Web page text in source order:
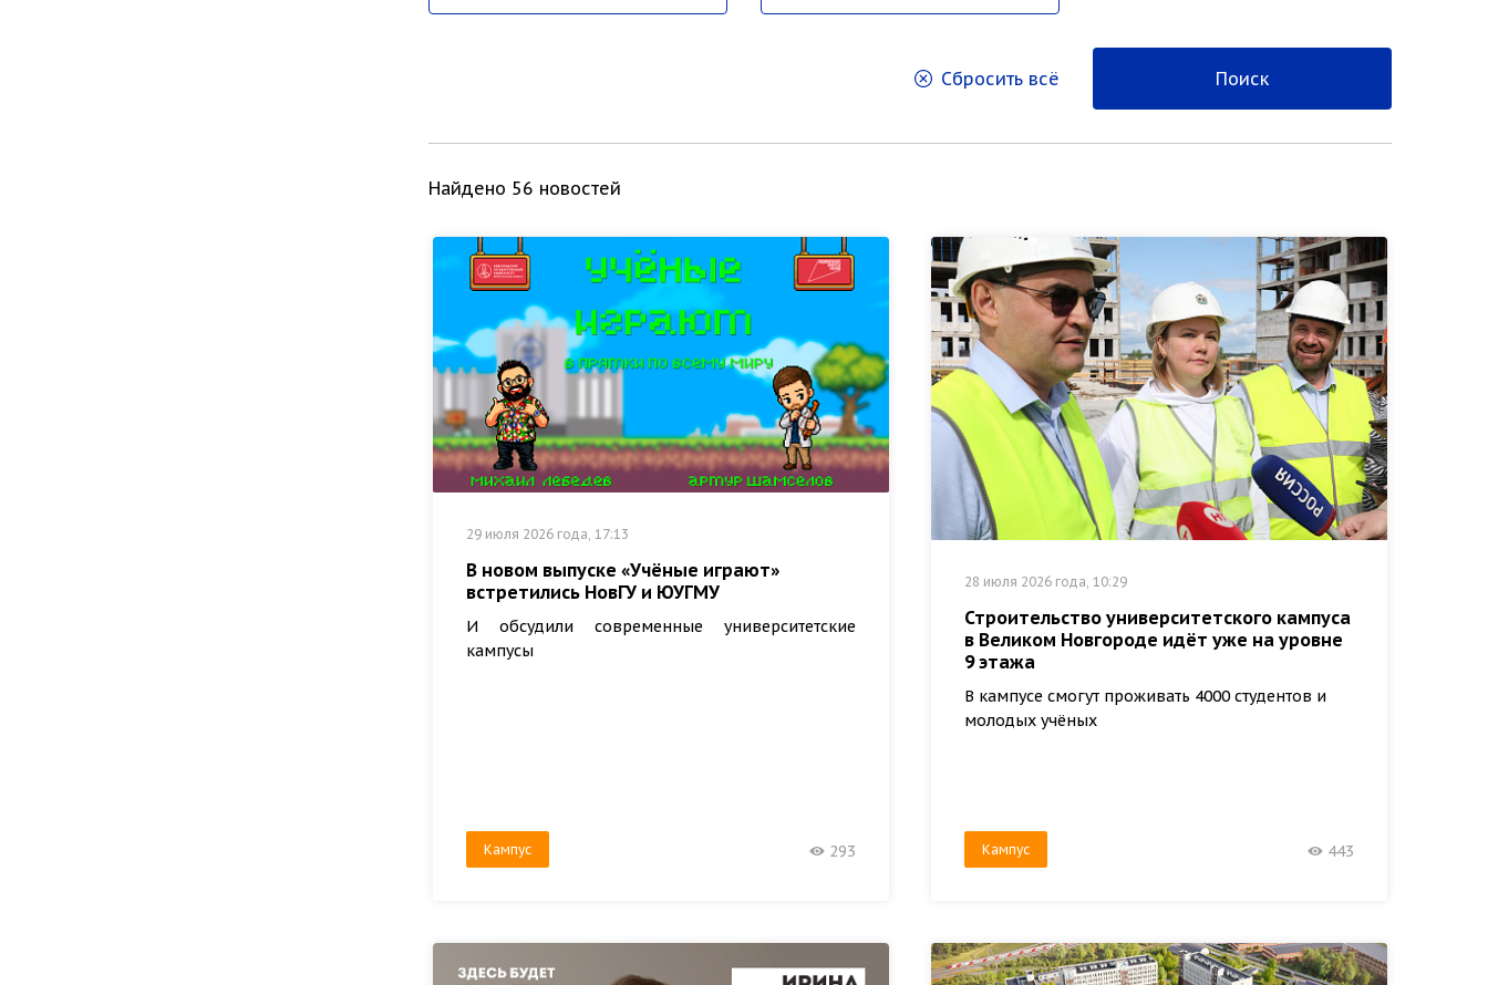
Сбросить всё
Найдено 56 новостей
29 июля 2026 года, 17:13
В новом выпуске «Учёные играют»
встретились НовГУ и ЮУГМУ
И обсудили современные университетские
кампусы
Кампус 293
28 июля 2026 года, 10:29
Строительство университетского кампуса
в Великом Новгороде идёт уже на уровне
9 этажа
В кампусе смогут проживать 4000 студентов и
молодых учёных
Кампус 443